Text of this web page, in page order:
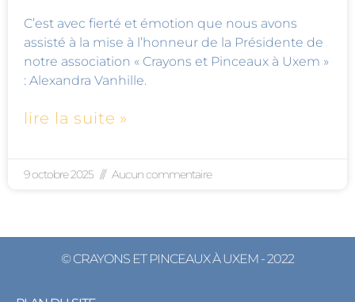
C’est avec fierté et émotion que nous avons
assisté à la mise à l’honneur de la Présidente de
notre association « Crayons et Pinceaux à Uxem »
: Alexandra Vanhille.
lire la suite »
9 octobre 2025 Aucun commentaire
© CRAYONS ET PINCEAUX À UXEM - 2022